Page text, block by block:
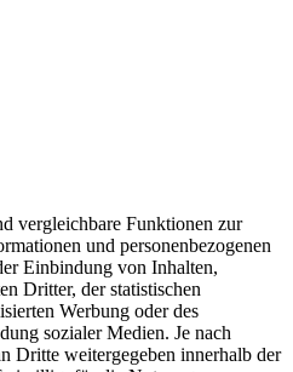
vergleichbare Funktionen zur
und personenbezogenen
Einbindung von Inhalten,
Dritter, der statistischen
Werbung oder des
sozialer Medien. Je nach
Dritte weitergegeben innerhalb der